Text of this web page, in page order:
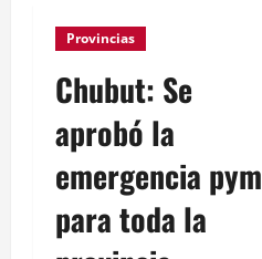
Provincias
Chubut: Se
aprobó la
emergencia
para toda la